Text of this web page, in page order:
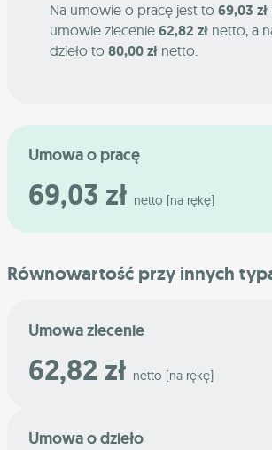
Na umowie o pracę jest to 69,03 zł
umowie zlecenie 62,82 zł netto, a
dzieło to 80,00 zł netto.
Umowa o pracę
69,03 zł netto [na rękę]
Równowartość przy innych
Umowa zlecenie
62,82 zł netto [na rękę]
Umowa o dzieło